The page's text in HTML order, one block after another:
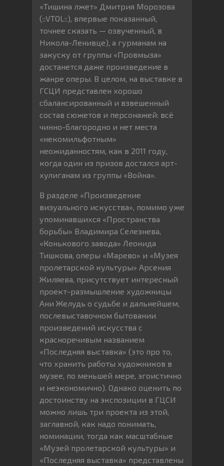
«Тишина лжет» Дмитрия Морозова
(::VTOL::), впервые показанный,
точнее сказать — озвученный, в
Никола-Ленивце), а гурманам на
закуску от группы «Провмыза»
достанется даже произведение в
жанре оперы. В целом, на выставке в
ГСЦИ представлен хорошо
сбалансированный и взвешенный
состав сюжетов и персонажей: всё
чинно-благородно и нет места
«некомильфотным»
неожиданностям, как в 2011 году,
когда один из призов достался арт-
хулиганам из группы «Война».
В разделе «Произведение
визуального искусства», помимо уже
упоминавшихся «Пространства
борьбы» Владимира Селезнева,
«Конькового завода» Леонида
Тишкова, оперы «Марево» и «Музея
пролетарской культуры» Арсения
Жиляева, присутствует интересный
проект-размышление художницы
Ани Желудь о судьбе и дальнейшем,
послевыставочном бытовании
произведений искусства с
красноречивым названием
«Последняя выставка» (это про то,
что хранить работы художников в
музее, по меньшей мере, эгоистично
и неэкономично). Однако оценить по
достоинству на экспозиции в ГЦСИ
можно лишь три проекта из этой,
заглавной, как надо понимать,
номинации, тогда как масштабные
«Музей пролетарской культуры» и
«Последняя выставка» представлены